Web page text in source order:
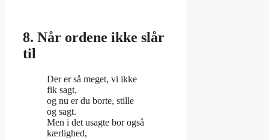
8. Når ordene ikke slår
til
Der er så meget, vi ikke
fik sagt,
og nu er du borte, stille
og sagt.
Men i det usagte bor også
kærlighed,